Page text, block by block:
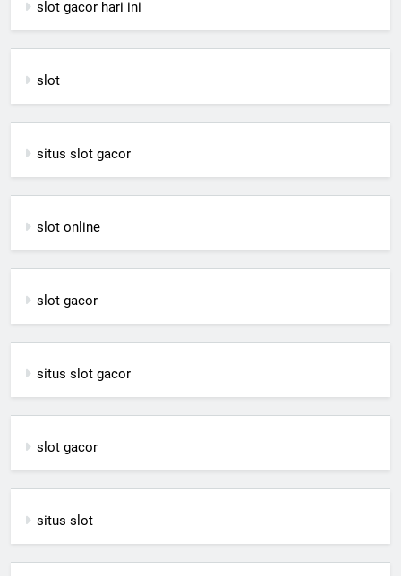
slot gacor hari ini
slot
situs slot gacor
slot online
slot gacor
situs slot gacor
slot gacor
situs slot